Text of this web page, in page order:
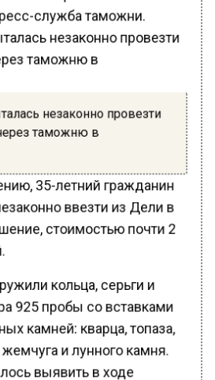
служба таможни.
незаконно провезти
таможню в
35-летний гражданин
ввезти из Дели в
стоимостью почти 2
кольца, серьги и
925 пробы со вставками
камней: кварца, топаза,
жемчуга и лунного камня.
выявить в ходе